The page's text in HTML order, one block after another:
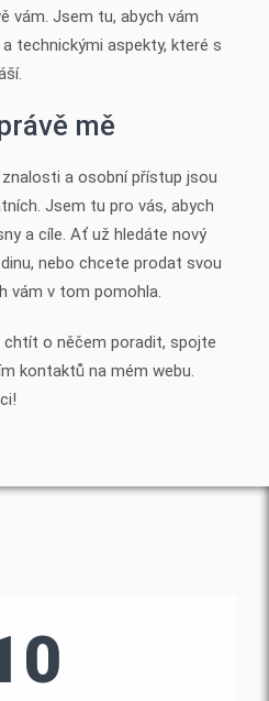
vám. Jsem tu, abych vám
technickými aspekty, které s
mě
a osobní přístup jsou
Jsem tu pro vás, abych
a cíle. Ať už hledáte nový
nebo chcete prodat svou
vám v tom pomohla.
o něčem poradit, spojte
kontaktů na mém webu.